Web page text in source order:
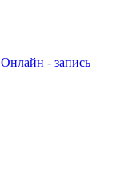
Онлайн - запись